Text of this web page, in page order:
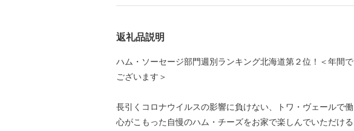
返礼品説明
ハム・ソーセージ部門週別ランキング北海道第２位！＜年間
ございます＞
長引くコロナウイルスの影響に負けない、トワ・ヴェールで
心がこもった自慢のハム・チーズをお家で楽しんでいただけ